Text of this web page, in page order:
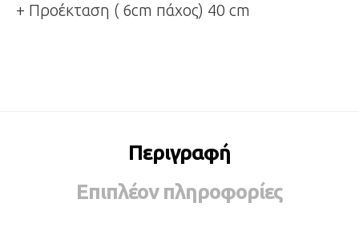
+ Προέκταση ( 6cm πάχος) 40 cm
Περιγραφή
Επιπλέον πληροφορίες